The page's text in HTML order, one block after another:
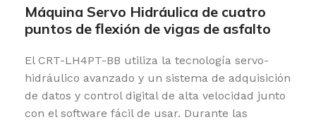
Máquina Servo Hidráulica de cuatro
puntos de flexión de vigas de asfalto
El CRT-LH4PT-BB utiliza la tecnología servo-
hidráulico avanzado y un sistema de adquisición
de datos y control digital de alta velocidad junto
con el software fácil de usar. Durante las